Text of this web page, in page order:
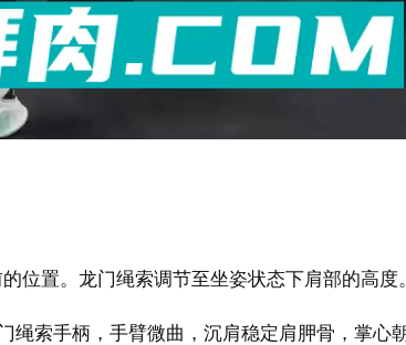
位置。龙门绳索调节至坐姿状态下肩部的高度
索手柄，手臂微曲，沉肩稳定肩胛骨，掌心